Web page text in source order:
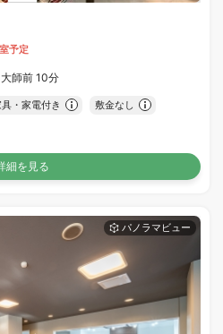
予定
師前 10分
・家電付き 敷金なし
細を見る